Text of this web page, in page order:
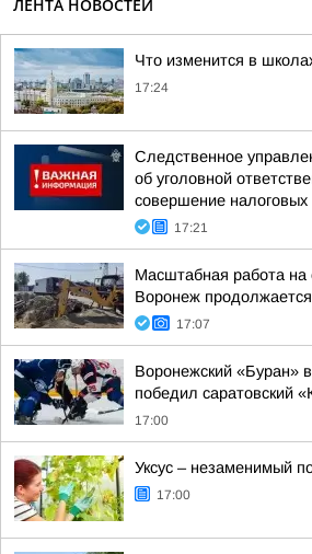
ЛЕНТА НОВОСТЕЙ
Что изменится в
17:24
Следственное
об уголовной
совершение налоговых
17:21
Масштабная работа на
Воронеж продолжается
17:07
Воронежский «Буран»
победил саратовский
17:00
Уксус – незаменимый
17:00